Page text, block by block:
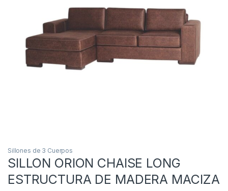
Sillones de 3 Cuerpos
SILLON ORION CHAISE LONG
ESTRUCTURA DE MADERA MACIZA